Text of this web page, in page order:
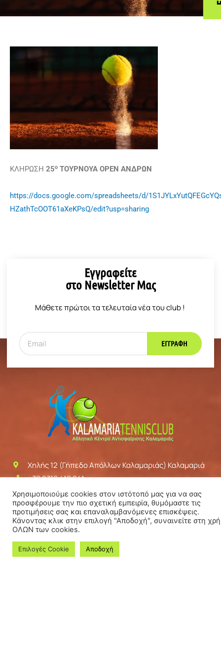
ΚΛΗΡΩΣΗ 25ο ΤΟΥΡΝΟΥΑ OPEN ΑΝΔΡΩΝ
https://docs.google.com/spreadsheets/d/
HZathTcOOT61aXeKPsQ/edit?usp=sharing
Εγγραφείτε
στο Newsletter Μας
Μάθετε πρώτοι τα τελευταία νέα του club !
ΕΓΓΡΑΦΉ
Χηλής 12 (Γήπεδο Απόλλων Καλαμαριάς) Καλαμαριά
+30 2310 410 841
kalamariatennisclub@gmail.com
ΜΕΝΟΎ
Εγκαταστάσεις
Χρησιμοποιούμε cookies στον ιστότοπό μας για να σας
προσφέρουμε την πιο σχετική εμπειρία, θυμόμαστε τις
προτιμήσεις σας και επαναλαμβανόμενες επισκέψεις.
Κάνοντας κλικ στην επιλογή "Αποδοχή", συναινείτε στη
ΟΛΩΝ των cookies.
Επιλογές Cookie Αποδοχή